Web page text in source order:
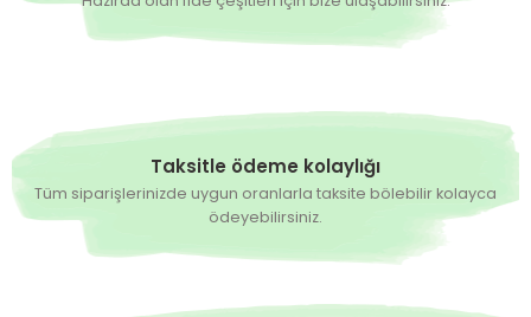
Taksitle ödeme kolaylığı
Tüm siparişlerinizde uygun oranlarla taksite bölebilir kolayca
ödeyebilirsiniz.